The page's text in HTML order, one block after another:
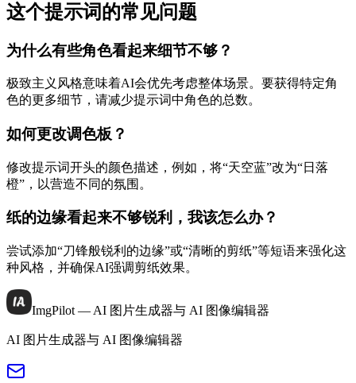
这个提示词的常见问题
为什么有些角色看起来细节不够？
极致主义风格意味着AI会优先考虑整体场景。要获得特定角
色的更多细节，请减少提示词中角色的总数。
如何更改调色板？
修改提示词开头的颜色描述，例如，将“天空蓝”改为“日落
橙”，以营造不同的氛围。
纸的边缘看起来不够锐利，我该怎么办？
尝试添加“刀锋般锐利的边缘”或“清晰的剪纸”等短语来强化这
种风格，并确保AI强调剪纸效果。
ImgPilot — AI 图片生成器与 AI 图像编辑器
AI 图片生成器与 AI 图像编辑器